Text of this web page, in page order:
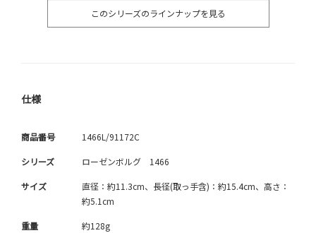
このシリーズのラインナップを見る
仕様
商品番号 1466L/91172C
シリーズ ローゼンボルグ 1466
サイズ
直径：約11.3cm、長径(取っ手含)：約15.4cm、高さ：
約5.1cm
重量 約128g